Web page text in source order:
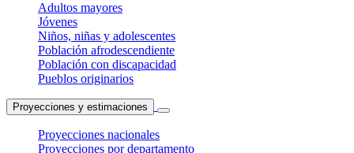
Adultos mayores
Jóvenes
Niños, niñas y adolescentes
Población afrodescendiente
Población con discapacidad
Pueblos originarios
Proyecciones y estimaciones
Proyecciones nacionales
Proyecciones por departamento